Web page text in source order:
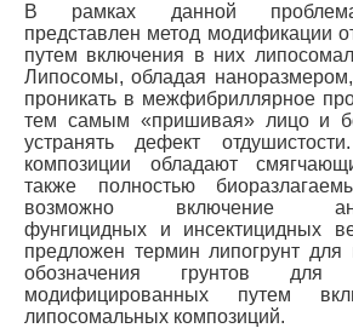
В рамках данной
представлен метод модификации
путем включения в них
Липосомы, обладая
проникать в межфибриллярное
тем самым «пришивая» лицо и
устранять дефект
композиции обладают
также полностью
возможно включение
фунгицидных и инсектицидных
предложен термин липогрунт для
обозначения грунтов для
модифицированных путем
липосомальных композиций.